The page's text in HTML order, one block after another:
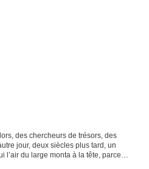
des chercheurs de trésors, des
jour, deux siècles plus tard, un
l’air du large monta à la tête, parce